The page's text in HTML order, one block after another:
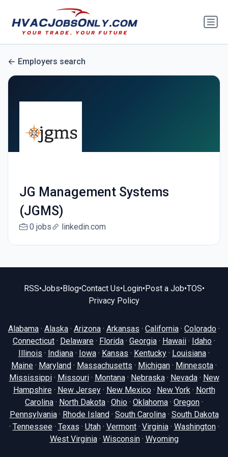
Employers search
JG Management Systems
(JGMS)
0 jobs linkedin.com
RSS•Jobs• Blog•Contact Us• Login• Post a Job•TOS•
Privacy Policy
Alabama · Alaska · Arizona · Arkansas · California · Colorado ·
Connecticut · Delaware · Florida · Georgia · Hawaii · Idaho ·
Illinois · Indiana · Iowa · Kansas · Kentucky · Louisiana ·
Maine · Maryland · Massachusetts · Michigan · Minnesota ·
Mississippi· Missouri· Montana· Nebraska· Nevada· New
Hampshire· New Jersey· New Mexico· New York · North
Carolina · North Dakota · Ohio · Oklahoma · Oregon ·
Pennsylvania· Rhode Island· South Carolina· South Dakota
· Tennessee· Texas · Utah· Vermont· Virginia· Washington·
West Virginia· Wisconsin· Wyoming